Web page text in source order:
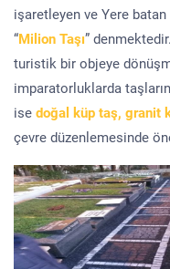
işaretleyen ve Yere batan
“Milion Taşı”
turistik bir objeye
imparatorluklarda
ise doğal küp taş, granit
çevre düzenlemesinde